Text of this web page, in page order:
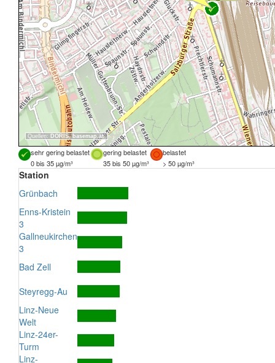
Quellen: DORIS, basemap.at
sehr gering belastet gering belastet
belastet
0 bis 35 µg/m³
35 bis 50 µg/m³ > 50 µg/m³
Station
Grünbach
Enns-Kristein
3
Gallneukirchen
3
Bad Zell
Steyregg-Au
Linz-Neue
Welt
Linz-24er-
Turm
Linz-